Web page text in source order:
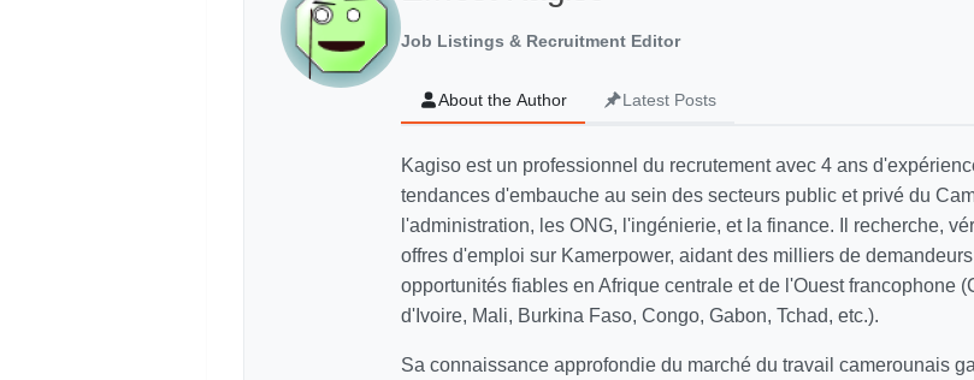
Job Listings & Recruitment Editor
About the Author Latest Posts
Kagiso est un professionnel du recrutement avec 4 ans
tendances d'embauche au sein des secteurs public et privé du
l'administration, les ONG, l'ingénierie, et la finance. Il recherche,
offres d'emploi sur Kamerpower, aidant des milliers de
opportunités fiables en Afrique centrale et de l'Ouest francophone
d'Ivoire, Mali, Burkina Faso, Congo, Gabon, Tchad, etc.).
Sa connaissance approfondie du marché du travail camerounais